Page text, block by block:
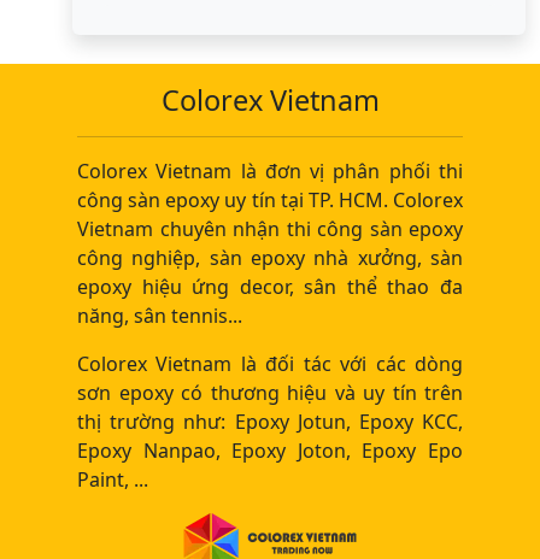
Colorex Vietnam
Colorex Vietnam là đơn vị phân phối thi
công sàn epoxy uy tín tại TP. HCM. Colorex
Vietnam chuyên nhận thi công sàn epoxy
công nghiệp, sàn epoxy nhà xưởng, sàn
epoxy hiệu ứng decor, sân thể thao đa
năng, sân tennis...
Colorex Vietnam là đối tác với các dòng
sơn epoxy có thương hiệu và uy tín trên
thị trường như: Epoxy Jotun, Epoxy KCC,
Epoxy Nanpao, Epoxy Joton, Epoxy Epo
Paint, ...